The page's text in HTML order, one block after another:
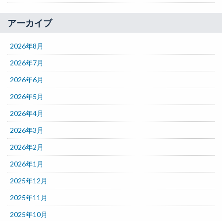
アーカイブ
2026年8月
2026年7月
2026年6月
2026年5月
2026年4月
2026年3月
2026年2月
2026年1月
2025年12月
2025年11月
2025年10月